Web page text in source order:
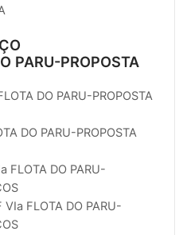
PARU-PROPOSTA
DO PARU-PROPOSTA
DO PARU-PROPOSTA
FLOTA DO PARU-
FLOTA DO PARU-